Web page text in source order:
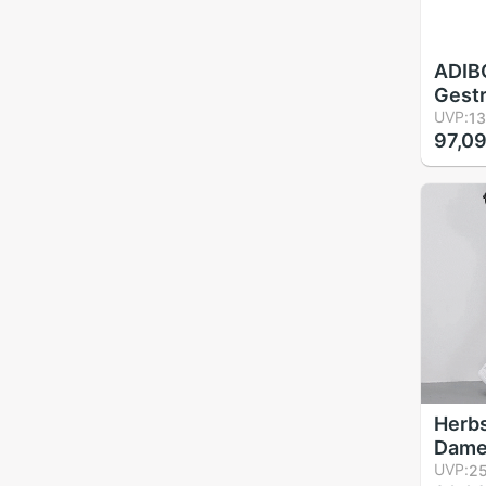
zum
UVP:
UVP: